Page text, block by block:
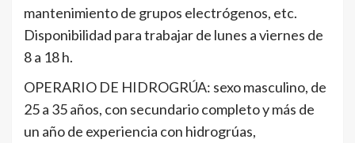
mantenimiento de grupos electrógenos, etc.
Disponibilidad para trabajar de lunes a viernes de
8 a 18 h.
OPERARIO DE HIDROGRÚA: sexo masculino, de
25 a 35 años, con secundario completo y más de
un año de experiencia con hidrogrúas,